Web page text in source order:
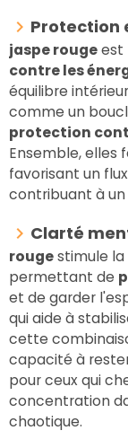
Protection
jaspe rougeest
contre les
équilibre
comme un
protection
Ensemble,
favorisant un
contribuant à
Clarté
rougestimule
permettant de
et de garder
qui aide à
cette
capacité à
pour ceux qui
concentration
chaotique.